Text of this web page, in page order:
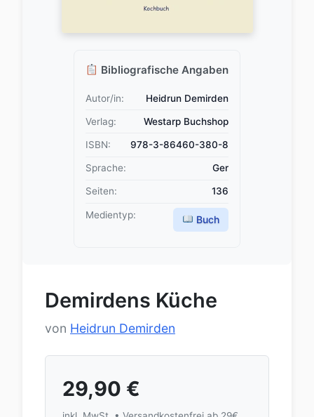
Bibliografische Angaben
Autor/in: Heidrun Demirden
Verlag: Westarp Buchshop
ISBN: 978-3-86460-380-8
Sprache: Ger
Seiten: 136
Medientyp: Buch
Demirdens Küche
von Heidrun Demirden
29,90 €